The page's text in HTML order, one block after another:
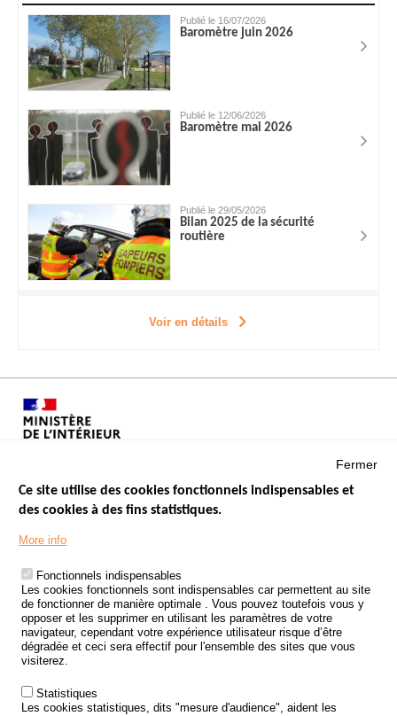
Publié le 16/07/2026
Baromètre juin 2026
Publié le 12/06/2026
Baromètre mai 2026
Publié le 29/05/2026
Bilan 2025 de la sécurité
routière
Voir en détails
Menu
Footer
LES SITES PUBLICS
ÉTAT DE L’INSÉCURITÉ ROUTIÈRE
TRAITEMENT DES DONNÉES PERSONNELLES DES ACCIDENTS DE
LA ROUTE
ETUDES ET RECHERCHES
APPEL À PROJETS
POLITIQUE DE SÉCURITÉ ROUTIÈRE
Fermer
Ce site utilise des cookies fonctionnels indispensables et
des cookies à des fins statistiques.
More info
Fonctionnels indispensables
Les cookies fonctionnels sont indispensables car permettent au site
de fonctionner de manière optimale . Vous pouvez toutefois vous y
opposer et les supprimer en utilisant les paramètres de votre
navigateur, cependant votre expérience utilisateur risque d’être
dégradée et ceci sera effectif pour l'ensemble des sites que vous
visiterez.
Statistiques
Les cookies statistiques, dits "mesure d'audience", aident les